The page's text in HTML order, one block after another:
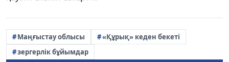
Маңғыстау облысы
«Құрық» кеден бекеті
зергерлік бұйымдар